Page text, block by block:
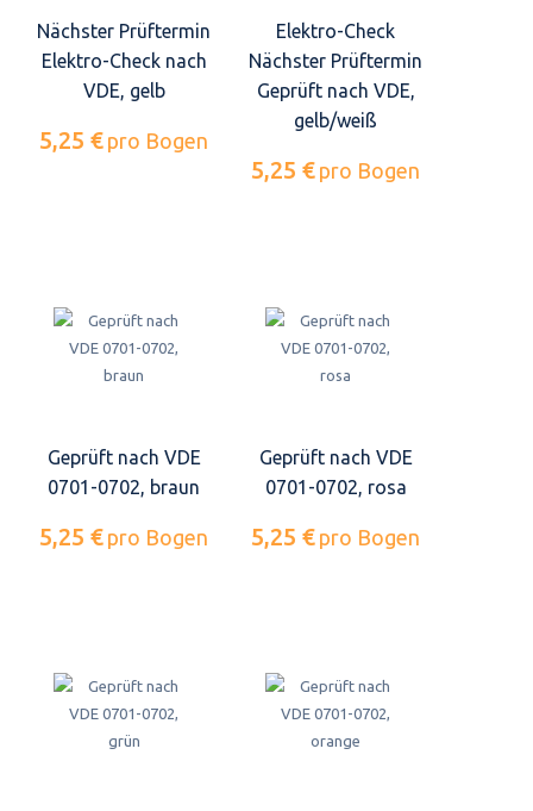
Nächster Prüftermin
Elektro-Check nach
VDE, gelb
5,25 € pro Bogen
Elektro-Check
Nächster Prüftermin
Geprüft nach VDE,
gelb/weiß
5,25 € pro Bogen
Geprüft nach VDE
0701-0702, braun
5,25 € pro Bogen
Geprüft nach VDE
0701-0702, rosa
5,25 € pro Bogen